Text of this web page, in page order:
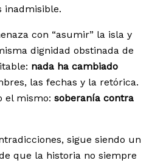
inadmisible.
con “asumir” la isla y
dignidad obstinada de
nada ha cambiado
las fechas y la retórica.
el mismo: soberanía contra
sigue siendo un
que la historia no siempre